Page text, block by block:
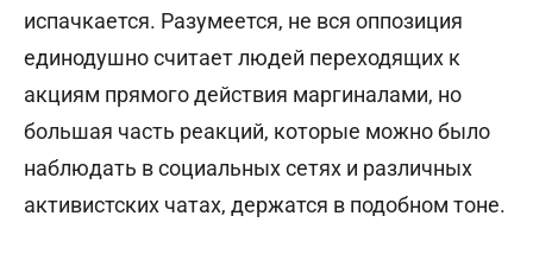
испачкается. Разумеется, не вся оппозиция
единодушно считает людей переходящих к
акциям прямого действия маргиналами, но
большая часть реакций, которые можно было
наблюдать в социальных сетях и различных
активистских чатах, держатся в подобном тоне.